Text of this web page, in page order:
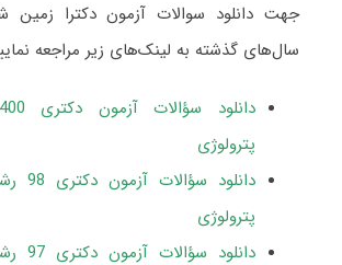
جهت دانلود سوالات آزمون دکترا زمین
سال‌های گذشته به لینک‌های زیر مراجعه
پترولوژی
پترولوژی